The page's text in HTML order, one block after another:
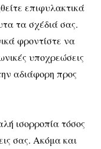
επιφυλακτικά
τα σχέδιά σας.
φροντίστε να
υποχρεώσεις
αδιάφορη προς
ισορροπία τόσος
σας. Ακόμα και